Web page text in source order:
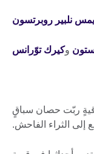
نلبير روبرتسون
وكيرك توّرانس
ربّت حصان سباقٍ
إلى الثراء الفاحش.